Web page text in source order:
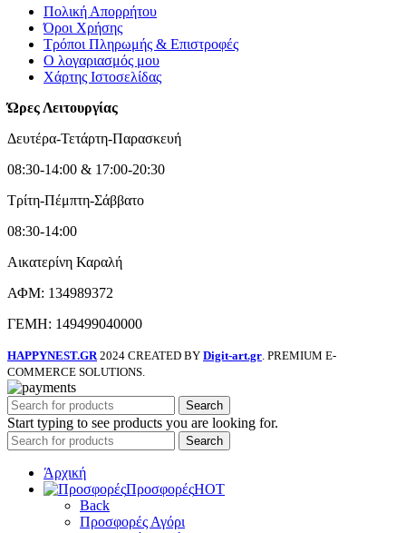
Πολική Απορρήτου
Όροι Χρήσης
Τρόποι Πληρωμής & Επιστροφές
Ο λογαριασμός μου
Χάρτης Ιστοσελίδας
Ώρες Λειτουργίας
Δευτέρα-Τετάρτη-Παρασκευή
08:30-14:00 & 17:00-20:30
Τρίτη-Πέμπτη-Σάββατο
08:30-14:00
Αικατερίνη Καραλή
ΑΦΜ: 134989372
ΓΕΜΗ: 149499040000
HAPPYNEST.GR 2024 CREATED BY Digit-art.gr . PREMIUM E-
COMMERCE SOLUTIONS.
Search
Start typing to see products you are looking for.
Search
Άρχική
ΠροσφορέςHOT
Back
Προσφορές Αγόρι